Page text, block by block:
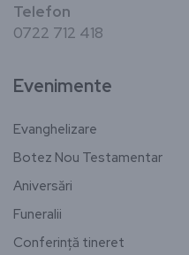
Telefon
0722 712 418
Evenimente
Evanghelizare
Botez Nou Testamentar
Aniversări
Funeralii
Conferință tineret